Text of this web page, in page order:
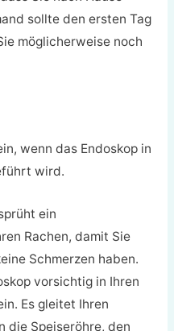
sollte den ersten Tag
möglicherweise noch
wenn das Endoskop in
wird.
ein
Rachen, damit Sie
Schmerzen haben.
vorsichtig in Ihren
Es gleitet Ihren
die Speiseröhre, den